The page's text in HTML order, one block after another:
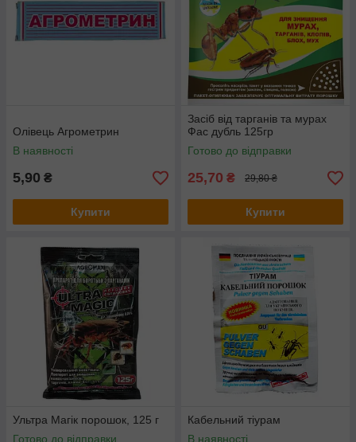
Олівець Агрометрин
В наявності
5,90 ₴
Купити
Засіб від тарганів та мурах
Фас дубль 125гр
Готово до відправки
25,70 ₴ 29,80 ₴
Купити
Ультра Магік порошок, 125 г
Готово до відправки
Кабельний тіурам
В наявності